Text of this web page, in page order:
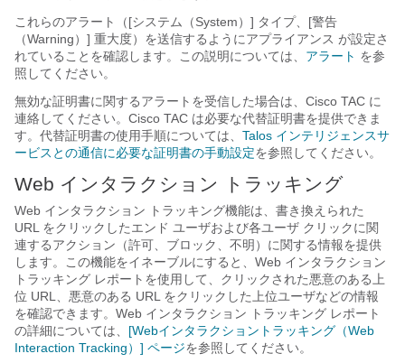
これらのアラート（[システム（System）] タイプ、[警告
（Warning）] 重大度）を送信するようにアプライアンス が設定さ
れていることを確認します。この説明については、 アラート を参
照してください。
無効な証明書に関するアラートを受信した場合は、Cisco TAC に
連絡してください。Cisco TAC は必要な代替証明書を提供できま
す。代替証明書の使用手順については、 Talos インテリジェンスサ
ービスとの通信に必要な証明書の手動設定を参照してください。
Web インタラクション トラッキング
Web インタラクション トラッキング機能は、書き換えられた
URL をクリックしたエンド ユーザおよび各ユーザ クリックに関
連するアクション（許可、ブロック、不明）に関する情報を提供
します。この機能をイネーブルにすると、Web インタラクション
トラッキング レポートを使用して、クリックされた悪意のある上
位 URL、悪意のある URL をクリックした上位ユーザなどの情報
を確認できます。Web インタラクション トラッキング レポート
の詳細については、 [Webインタラクショントラッキング（Web
Interaction Tracking）] ページを参照してください。